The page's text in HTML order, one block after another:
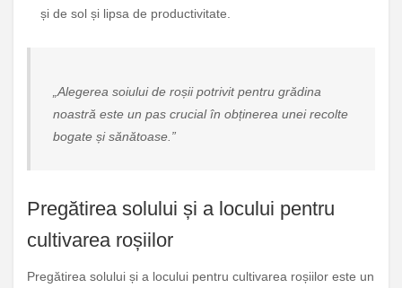
și de sol și lipsa de productivitate.
„Alegerea soiului de roșii potrivit pentru grădina
noastră este un pas crucial în obținerea unei recolte
bogate și sănătoase.”
Pregătirea solului și a locului pentru
cultivarea roșiilor
Pregătirea solului și a locului pentru cultivarea roșiilor este un